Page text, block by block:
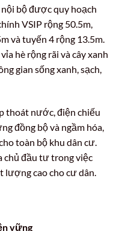
bộ được quy hoạch
VSIP rộng 50.5m,
và tuyến 4 rộng 13.5m.
hè rộng rãi và cây xanh
gian sống xanh, sạch,
thoát nước, điện chiếu
đồng bộ và ngầm hóa,
toàn bộ khu dân cư.
chủ đầu tư trong việc
cao cho cư dân.
vững